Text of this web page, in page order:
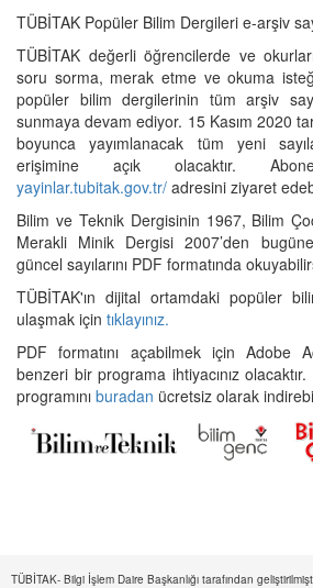
TÜBİTAK Popüler Bilim Dergileri e-arşiv
TÜBİTAK değerli öğrencilerde ve
soru sorma, merak etme ve okuma
popüler bilim dergilerinin tüm arşiv
sunmaya devam ediyor. 15 Kasım 2020
boyunca yayımlanacak tüm yeni
erişimine açık olacaktır.
yayinlar.tubitak.gov.tr/ adresini ziyaret
Bilim ve Teknik Dergisinin 1967, Bilim
Merakli Minik Dergisi 2007’den
güncel sayılarını PDF formatında
TÜBİTAK'ın dijital ortamdaki popüler
ulaşmak için tıklayınız.
PDF formatını açabilmek için Adobe
benzeri bir programa ihtiyacınız
programını buradan ücretsiz olarak
TÜBİTAK- Bilgi İşlem Daire Başkanlığı tarafından